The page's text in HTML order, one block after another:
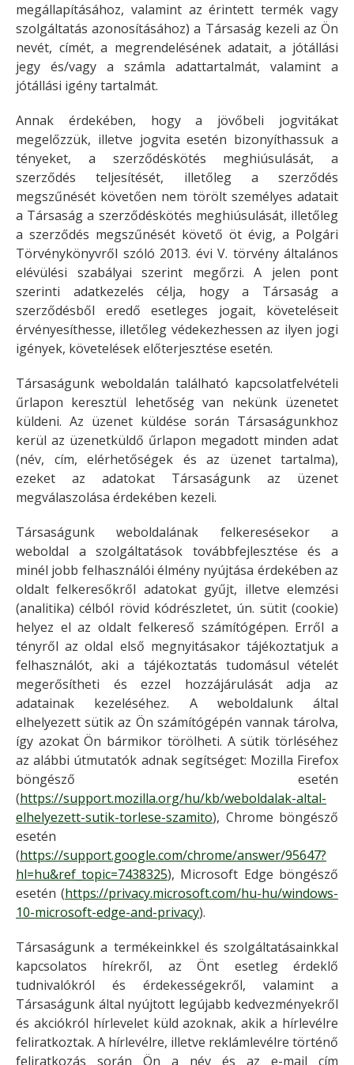
megállapításához, valamint az érintett termék vagy
szolgáltatás azonosításához) a Társaság kezeli az Ön
nevét, címét, a megrendelésének adatait, a jótállási
jegy és/vagy a számla adattartalmát, valamint a
jótállási igény tartalmát.
Annak érdekében, hogy a jövőbeli jogvitákat
megelőzzük, illetve jogvita esetén bizonyíthassuk a
tényeket, a szerződéskötés meghiúsulását, a
szerződés teljesítését, illetőleg a szerződés
megszűnését követően nem törölt személyes adatait
a Társaság a szerződéskötés meghiúsulását, illetőleg
a szerződés megszűnését követő öt évig, a Polgári
Törvénykönyvről szóló 2013. évi V. törvény általános
elévülési szabályai szerint megőrzi. A jelen pont
szerinti adatkezelés célja, hogy a Társaság a
szerződésből eredő esetleges jogait, követeléseit
érvényesíthesse, illetőleg védekezhessen az ilyen jogi
igények, követelések előterjesztése esetén.
Társaságunk weboldalán található kapcsolatfelvételi
űrlapon keresztül lehetőség van nekünk üzenetet
küldeni. Az üzenet küldése során Társaságunkhoz
kerül az üzenetküldő űrlapon megadott minden adat
(név, cím, elérhetőségek és az üzenet tartalma),
ezeket az adatokat Társaságunk az üzenet
megválaszolása érdekében kezeli.
Társaságunk weboldalának felkeresésekor a
weboldal a szolgáltatások továbbfejlesztése és a
minél jobb felhasználói élmény nyújtása érdekében az
oldalt felkeresőkről adatokat gyűjt, illetve elemzési
(analitika) célból rövid kódrészletet, ún. sütit (cookie)
helyez el az oldalt felkereső számítógépen. Erről a
tényről az oldal első megnyitásakor tájékoztatjuk a
felhasználót, aki a tájékoztatás tudomásul vételét
megerősítheti és ezzel hozzájárulását adja az
adatainak kezeléséhez. A weboldalunk által
elhelyezett sütik az Ön számítógépén vannak tárolva,
így azokat Ön bármikor törölheti. A sütik törléséhez
az alábbi útmutatók adnak segítséget: Mozilla Firefox
böngésző esetén
(https://support.mozilla.org/hu/kb/weboldalak-altal-
elhelyezett-sutik-torlese-szamito), Chrome böngésző
esetén
(https://support.google.com/chrome/answer/95647?
hl=hu&ref_topic=7438325), Microsoft Edge böngésző
esetén (https://privacy.microsoft.com/hu-hu/windows-
10-microsoft-edge-and-privacy).
Társaságunk a termékeinkkel és szolgáltatásainkkal
kapcsolatos hírekről, az Önt esetleg érdeklő
tudnivalókról és érdekességekről, valamint a
Társaságunk által nyújtott legújabb kedvezményekről
és akciókról hírlevelet küld azoknak, akik a hírlevélre
feliratkoztak. A hírlevélre, illetve reklámlevélre történő
feliratkozás során Ön a név és az e-mail cím